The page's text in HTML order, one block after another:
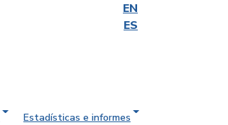
EN
ES
Estadísticas e informes